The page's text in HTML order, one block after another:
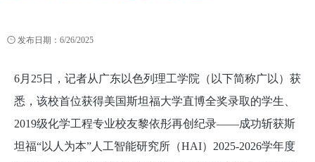
 发布日期：6/26/2025
6月25日，记者从广东以色列理工学院（以下简称广以）获
悉，该校首位获得美国斯坦福大学直博全奖录取的学生、
2019级化学工程专业校友黎依彤再创纪录——成功斩获斯
坦福“以人为本”人工智能研究所（HAI）2025-2026学年度